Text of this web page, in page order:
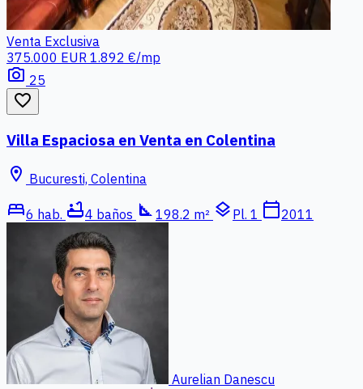
Venta Exclusiva
375.000 EUR 1.892 €/mp
photo_camera 25
favorite_border
Villa Espaciosa en Venta en Colentina
location_on Bucuresti, Colentina
bed6 hab. bathtub4 baños square_foot 198.2 m² layers Pl. 1 calendar_today2011
Aurelian Danescu